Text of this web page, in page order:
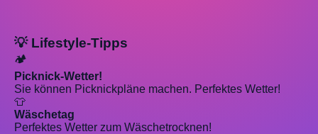
💡 Lifestyle-Tipps
🏕️
Picknick-Wetter!
Sie können Picknickpläne machen. Perfektes Wetter!
👕
Wäschetag
Perfektes Wetter zum Wäschetrocknen!